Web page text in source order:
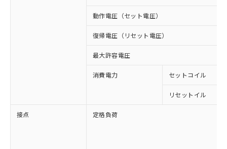
動作電圧（セット電圧）
復帰電圧（リセット電圧）
最大許容電圧
消費電力 セットコイル
リセットイル
接点 定格負荷